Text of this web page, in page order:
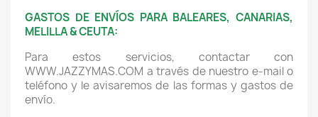
GASTOS DE ENVÍOS PARA BALEARES, CANARIAS,
MELILLA & CEUTA:
Para estos servicios, contactar con
WWW.JAZZYMAS.COM a través de nuestro e-mail o
teléfono y le avisaremos de las formas y gastos de
envío.